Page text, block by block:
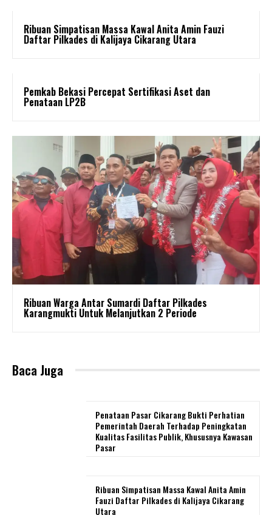
Ribuan Simpatisan Massa Kawal Anita Amin Fauzi
Daftar Pilkades di Kalijaya Cikarang Utara
Pemkab Bekasi Percepat Sertifikasi Aset dan
Penataan LP2B
Ribuan Warga Antar Sumardi Daftar Pilkades
Karangmukti Untuk Melanjutkan 2 Periode
Baca Juga
Penataan Pasar Cikarang Bukti Perhatian
Pemerintah Daerah Terhadap Peningkatan
Kualitas Fasilitas Publik, Khususnya Kawasan
Pasar
Ribuan Simpatisan Massa Kawal Anita Amin
Fauzi Daftar Pilkades di Kalijaya Cikarang
Utara